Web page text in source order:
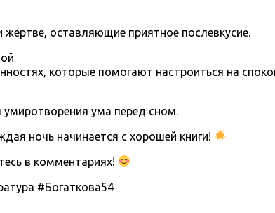
оставляющие приятное послевкусие.
которые помогают настроиться на
ума перед сном.
ночь начинается с хорошей книги!
в комментариях!
#Богаткова54